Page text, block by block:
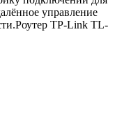
управление
TP-Link TL-